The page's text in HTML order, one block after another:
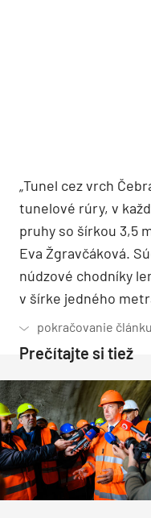
„Tunel cez vrch
tunelové rúry, v
pruhy so šírkou 3,5
Eva Žgravčáková.
núdzové chodníky
v šírke jedného
Prečítajte si tiež